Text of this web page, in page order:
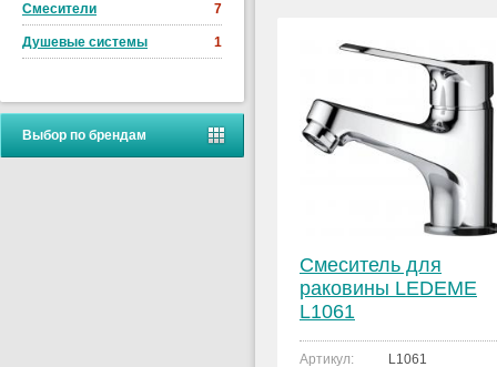
7
Смесители
1
Душевые системы
Выбор по брендам
Смеситель для
раковины LEDEME
L1061
Артикул:
L1061